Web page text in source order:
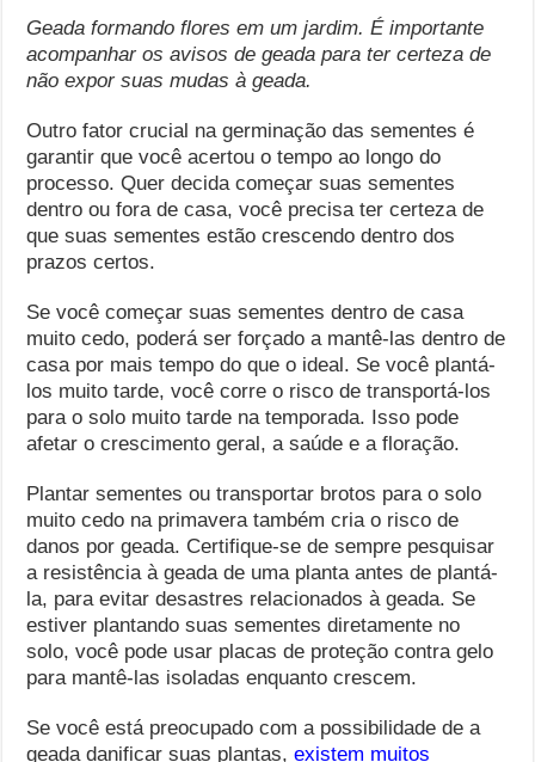
Geada formando flores em um jardim. É importante
acompanhar os avisos de geada para ter certeza de
não expor suas mudas à geada.
Outro fator crucial na germinação das sementes é
garantir que você acertou o tempo ao longo do
processo. Quer decida começar suas sementes
dentro ou fora de casa, você precisa ter certeza de
que suas sementes estão crescendo dentro dos
prazos certos.
Se você começar suas sementes dentro de casa
muito cedo, poderá ser forçado a mantê-las dentro de
casa por mais tempo do que o ideal. Se você plantá-
los muito tarde, você corre o risco de transportá-los
para o solo muito tarde na temporada. Isso pode
afetar o crescimento geral, a saúde e a floração.
Plantar sementes ou transportar brotos para o solo
muito cedo na primavera também cria o risco de
danos por geada. Certifique-se de sempre pesquisar
a resistência à geada de uma planta antes de plantá-
la, para evitar desastres relacionados à geada. Se
estiver plantando suas sementes diretamente no
solo, você pode usar placas de proteção contra gelo
para mantê-las isoladas enquanto crescem.
Se você está preocupado com a possibilidade de a
geada danificar suas plantas,existem muitos